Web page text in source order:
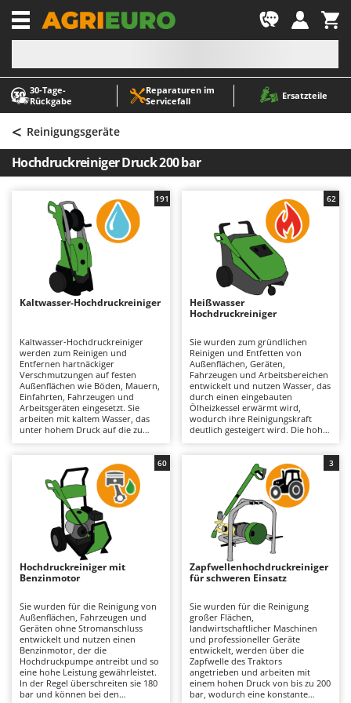
30‑Tage-
Rückgabe
Reparaturen im
Servicefall
Ersatzteile
-1
A
Abbeermaschinen - Traubenmühlen
Abfüllgeräte
Akku Gartenscheren
Akku Gras- und Strauchscheren
Akku-Stichsägen
Allzwecktransporter - Motorschubkarren
Alu-Teleskopleitern
Anbaubagger Heckbagger für Traktoren
Arbeitsschutzkleidung
Astkettensägen - Hochentaster
Astscheren
Atemschutzgeräte
Aufroller für Olivennetze
Aufschnittmaschinen
Auslegemulcher für Traktoren
Äxte - Beile und Spalthammer
Balkenmäher
Bandsägen
Batterieladegeräte - Starthilfegeräte
Baumscheren - pneumatisch
Baumstumpffräsen
Bindezangen - elektrisch
Bodenfräsen für Traktor
A
ABAC
AgriEuro Premium
AgriEuro TOP-LINE
AGT
Aima
Airmec
AL-KO
ALA 2000
Alce
Ama
Ambrogio Robot
Annovi Reverberi
ANTHBOT
Archman
Ardes
Argo
Ariete
Artus
Attila
Ausonia
Awelco
B
Baesso
Bahco
< Reinigungsgeräte
Hochdruckreiniger Druck 200 bar
Kaltwasser-Hochdruckreiniger
Kaltwasser-Hochdruckreiniger
werden zum Reinigen und
Entfernen hartnäckiger
Verschmutzungen auf festen
Außenflächen wie Böden, Mauern,
Einfahrten, Fahrzeugen und
Arbeitsgeräten eingesetzt. Sie
arbeiten mit kaltem Wasser, das
unter hohem Druck auf die zu
Heißwasser-Hochdruckreinigern
wird das Wasser nicht erwärmt.
Dadurch sind diese Geräte
leichter, handlicher und einfacher
zu bedienen und gehören deshalb
zu den am häufigsten
verwendeten und verkauften
Hochdruckreinigern. Sie eignen
sich für Anwendungen vom
gelegentlichen Privatgebrauch bis
zum professionellen Einsatz. Die
Reinigungsleistung hängt
(bar) und der Wasserfördermenge
(l/min) ab. Diese beiden Werte
bestimmen die Flächenleistung
und die Reinigungstiefe.
Kaltwasser-Hochdruckreiniger
eignen sich für die Reinigung
mittelgroßer bis großer Flächen
und für leichte bis intensive
Reinigungsarbeiten. Sie sind mit
191
Heißwasser
Hochdruckreiniger
Sie wurden zum gründlichen
Reinigen und Entfetten von
Außenflächen, Geräten,
Fahrzeugen und Arbeitsbereichen
entwickelt und nutzen Wasser, das
durch einen eingebauten
Ölheizkessel erwärmt wird,
wodurch ihre Reinigungskraft
deutlich gesteigert wird. Die hohe
Rückstände wirksamer aufzulösen
als bei Kaltwasser-Modellen. Sie
eignen sich für mittelgroße bis
große Flächen und liefern
professionelle Ergebnisse; sie sind
besonders geeignet für
Werkstätten, die Landwirtschaft,
das Baugewerbe und den
industriellen Bereich. Erhältlich in
einphasiger 230-V- oder
dreiphasiger 400-V-Ausführung,
müssen sie über ein Kabel an das
wobei der Aktionsradius von der
Länge des Kabels abhängt. Sie sind
mit Axial- oder Linearpumpen mit
Pumpenköpfen aus Aluminium
oder Messing ausgestattet, um
hohen Belastungen standzuhalten.
Es wird empfohlen, die Anschlüsse
und Hydraulikkomponenten
regelmäßig zu überprüfen und
62
Hochdruckreiniger mit
Benzinmotor
Sie wurden für die Reinigung von
Außenflächen, Fahrzeugen und
Geräten ohne Stromanschluss
entwickelt und nutzen einen
Benzinmotor, der die
Hochdruckpumpe antreibt und so
eine hohe Leistung gewährleistet.
In der Regel überschreiten sie 180
bar und können bei den
60
Zapfwellenhochdruckreiniger
für schweren Einsatz
Sie wurden für die Reinigung
großer Flächen,
landwirtschaftlicher Maschinen
und professioneller Geräte
entwickelt, werden über die
Zapfwelle des Traktors
angetrieben und arbeiten mit
einem hohen Druck von bis zu 200
bar, wodurch eine konstante
3